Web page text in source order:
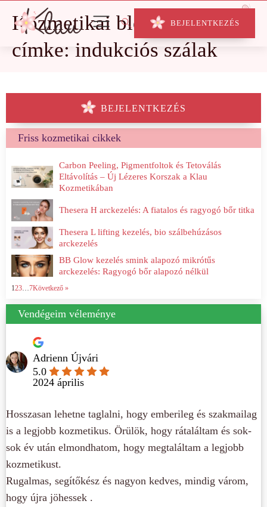
BEJELENTKEZÉS
Kozmetikai blog
címke: indukciós szálak
Vendégeim véleménye
Adrienn Újvári
5.0
2024 április
Hosszasan lehetne taglalni, hogy emberileg és szakmailag
is a legjobb kozmetikus. Örülök, hogy rátaláltam és sok-
sok év után elmondhatom, hogy megtaláltam a legjobb
kozmetikust.
Rugalmas, segítőkész és nagyon kedves, mindig várom,
hogy újra jöhessek .
Friss kozmetikai cikkek
Carbon Peeling, Pigmentfoltok és Tetoválás
Eltávolítás – Új Lézeres Korszak a Klau
Kozmetikában
Thesera H arckezelés: A fiatalos és ragyogó bőr titka
Thesera L lifting kezelés, bio szálbehúzásos
arckezelés
BB Glow kezelés smink alapozó mikrótűs
arckezelés: Ragyogó bőr alapozó nélkül
123… 7Következő »
BEJELENTKEZÉS